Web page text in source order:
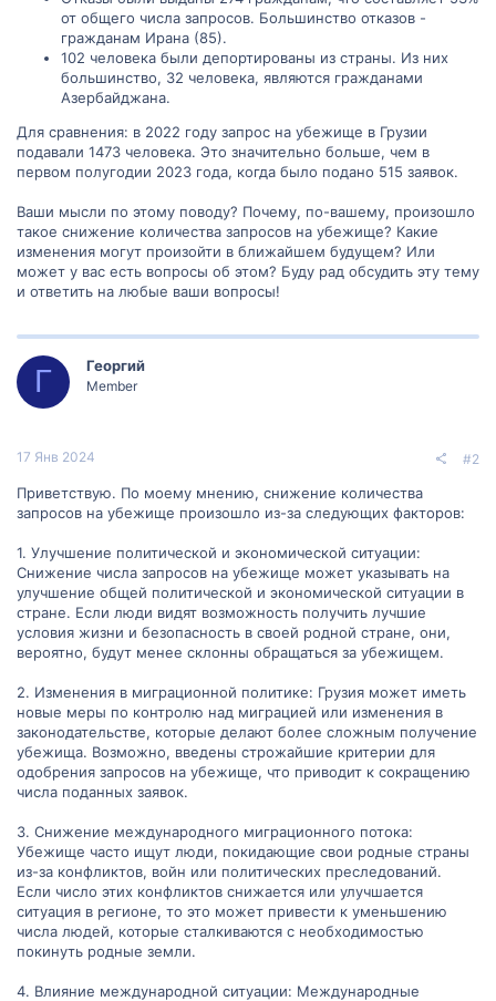
от общего числа запросов. Большинство отказов -
гражданам Ирана (85).
102 человека были депортированы из страны. Из них
большинство, 32 человека, являются гражданами
Азербайджана.
Для сравнения: в 2022 году запрос на убежище в Грузии
подавали 1473 человека. Это значительно больше, чем в
первом полугодии 2023 года, когда было подано 515 заявок.
Ваши мысли по этому поводу? Почему, по-вашему, произошло
такое снижение количества запросов на убежище? Какие
изменения могут произойти в ближайшем будущем? Или
может у вас есть вопросы об этом? Буду рад обсудить эту тему
и ответить на любые ваши вопросы!
Г Георгий
Member
17 Янв 2024 #2
Приветствую. По моему мнению, снижение количества
запросов на убежище произошло из-за следующих факторов:
1. Улучшение политической и экономической ситуации:
Снижение числа запросов на убежище может указывать на
улучшение общей политической и экономической ситуации в
стране. Если люди видят возможность получить лучшие
условия жизни и безопасность в своей родной стране, они,
вероятно, будут менее склонны обращаться за убежищем.
2. Изменения в миграционной политике: Грузия может иметь
новые меры по контролю над миграцией или изменения в
законодательстве, которые делают более сложным получение
убежища. Возможно, введены строжайшие критерии для
одобрения запросов на убежище, что приводит к сокращению
числа поданных заявок.
3. Снижение международного миграционного потока:
Убежище часто ищут люди, покидающие свои родные страны
из-за конфликтов, войн или политических преследований.
Если число этих конфликтов снижается или улучшается
ситуация в регионе, то это может привести к уменьшению
числа людей, которые сталкиваются с необходимостью
покинуть родные земли.
4. Влияние международной ситуации: Международные